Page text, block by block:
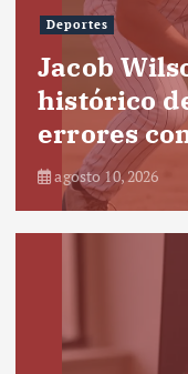
Deportes
Jacob
histórico
errores
agosto 10, 2026